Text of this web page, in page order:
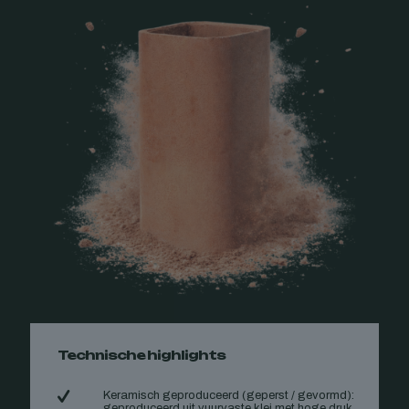
Technische highlights
Keramisch geproduceerd (geperst / gevormd):